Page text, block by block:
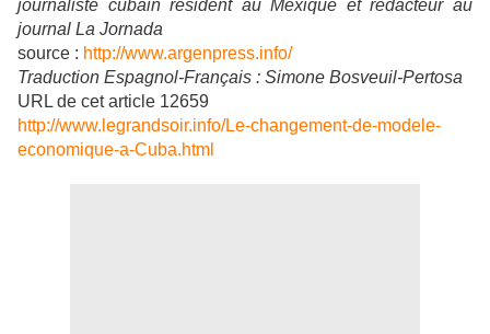
journaliste cubain résident au Mexique et rédacteur au
journal La Jornada
source : http://www.argenpress.info/
Traduction Espagnol-Français : Simone Bosveuil-Pertosa
URL de cet article 12659
http://www.legrandsoir.info/Le-changement-de-modele-
economique-a-Cuba.html